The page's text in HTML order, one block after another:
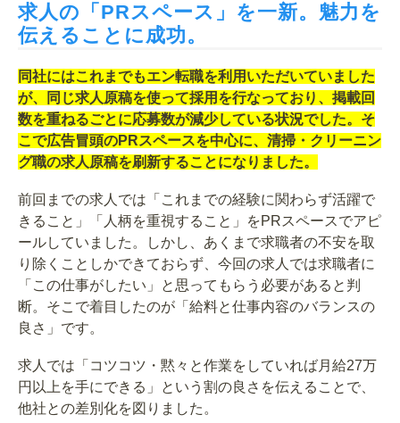
求人の「PRスペース」を一新。魅力を
伝えることに成功。
同社にはこれまでもエン転職を利用いただいていました
が、同じ求人原稿を使って採用を行なっており、掲載回
数を重ねるごとに応募数が減少している状況でした。そ
こで広告冒頭のPRスペースを中心に、清掃・クリーニン
グ職の求人原稿を刷新することになりました。
前回までの求人では「これまでの経験に関わらず活躍で
きること」「人柄を重視すること」をPRスペースでアピ
ールしていました。しかし、あくまで求職者の不安を取
り除くことしかできておらず、今回の求人では求職者に
「この仕事がしたい」と思ってもらう必要があると判
断。そこで着目したのが「給料と仕事内容のバランスの
良さ」です。
求人では「コツコツ・黙々と作業をしていれば月給27万
円以上を手にできる」という割の良さを伝えることで、
他社との差別化を図りました。